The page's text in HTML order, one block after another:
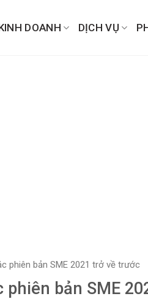
DOANH DỊCH VỤ
phiên bản SME 2021 trở về trước
bản SME